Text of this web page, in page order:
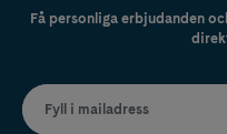
Få personliga erbjudanden
Fyll i mailadress